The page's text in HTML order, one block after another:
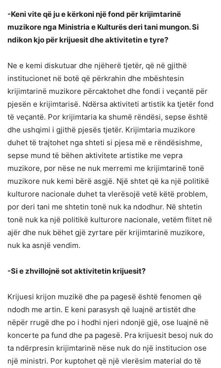
-Keni vite që ju e kërkoni një fond për krijimtarinë
muzikore nga Ministria e Kulturës deri tani mungon. Si
ndikon kjo për krijuesit dhe aktivitetin e tyre?
Ne e kemi diskutuar dhe njëherë tjetër, që në gjithë
institucionet në botë që përkrahin dhe mbështesin
krijimtarinë muzikore përcaktohet dhe fondi i veçantë për
pjesën e krijimtarisë. Ndërsa aktiviteti artistik ka tjetër fond
të veçantë. Por krijimtaria ka shumë rëndësi, sepse është
dhe ushqimi i gjithë pjesës tjetër. Krijimtaria muzikore
duhet të trajtohet nga shteti si pjesa më e rëndësishme,
sepse mund të bëhen aktivitete artistike me vepra
muzikore, por nëse ne nuk merremi me krijimtarinë tonë
muzikore nuk kemi bërë asgjë. Një shtet që ka një politikë
kulturore nacionale duhet ta vlerësojë vetë këtë problem,
por deri tani me shtetin tonë nuk ka ndodhur. Në shtetin
tonë nuk ka një politikë kulturore nacionale, vetëm flitet në
ajër dhe nuk bëhet gjë zyrtare për krijimtarinë muzikore,
nuk ka asnjë vendim.
-Si e zhvillojnë sot aktivitetin krijuesit?
Krijuesi krijon muzikë dhe pa pagesë është fenomen që
ndodh me artin. E keni parasysh që luajnë artistët dhe
nëpër rrugë dhe po i hodhi njeri ndonjë gjë, ose luajnë në
koncerte pa fund dhe pa pagesë. Pra krijuesit besoj nuk do
ta ndërpresin krijimtarinë nëse nuk do një institucion ose
një ministri. Por kuptohet që një vlerësim material do të